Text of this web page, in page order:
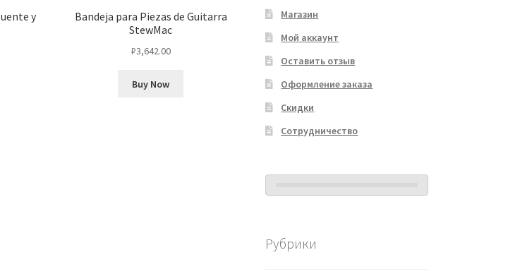
y
Bandeja para Piezas de Guitarra
StewMac
₽3,642.00
Buy Now
Магазин
Мой аккаунт
Оставить отзыв
Оформление заказа
Скидки
Сотрудничество
Рубрики